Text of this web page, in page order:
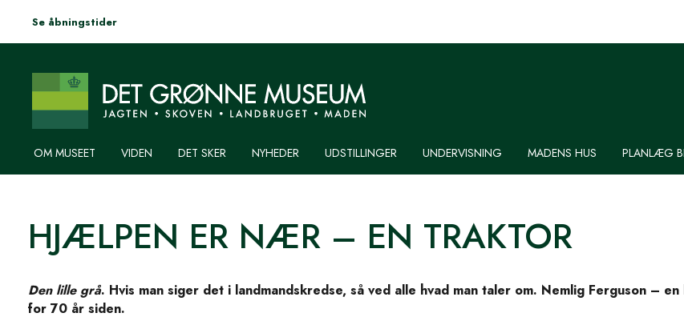
Se åbningstider
OM MUSEET VIDEN DET SKER NYHEDER UDSTILLINGER UNDERVISNING MADENS HUS PLANLÆG
HJEM HJEMMESKOLE HJEMMESKOLE: FERGUSON
HJÆLPEN ER NÆR – EN TRAKTOR
Den lille grå. Hvis man siger det i landmandskredse, så ved alle hvad man taler om. Nemlig Ferguson –
for 70 år siden.